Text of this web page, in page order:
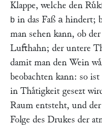
Klappe, welche den
b in das Faß a hindert;
man sehen kann, ob
Lufthahn; der untere
damit man den Wein
beobachten kann: so
in Thaͤtigkeit gesezt
Raum entsteht, und der
Folge des Drukes der